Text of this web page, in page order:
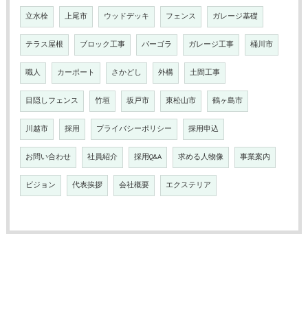
立水栓 上尾市 ウッドデッキ フェンス ガレージ基礎
テラス屋根 ブロック工事 パーゴラ ガレージ工事 桶川市
職人 カーポート さかどし 外構 土間工事
目隠しフェンス 竹垣 坂戸市 東松山市 鶴ヶ島市
川越市 採用 プライバシーポリシー 採用申込
お問い合わせ 社員紹介 採用Q&A 求める人物像 事業案内
ビジョン 代表挨拶 会社概要 エクステリア